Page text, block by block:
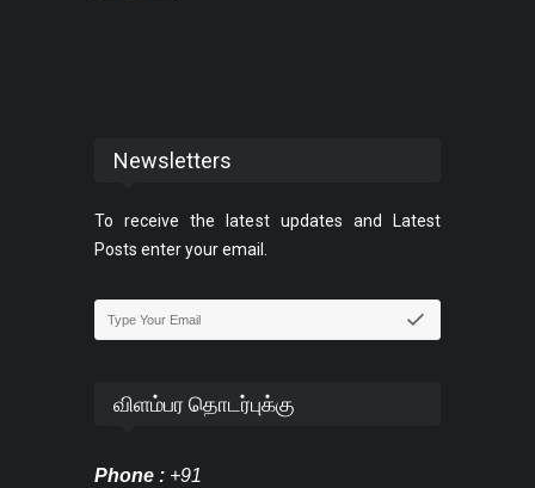
Newsletters
To receive the latest updates and Latest
Posts enter your email.
விளம்பர தொடர்புக்கு
Phone : +91